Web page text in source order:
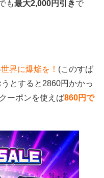
も最大2,000円引きで
界に爆焔を！ (このすば
とすると2860円かかっ
ーポンを使えば860円で